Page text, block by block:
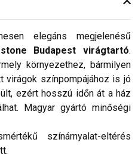
elegáns megjelenésű
Budapest virágtartó.
környezethez, bármilyen
virágok színpompájához is jó
ezért hosszú időn át a ház
Magyar gyártó minőségi
színárnyalat-eltérés